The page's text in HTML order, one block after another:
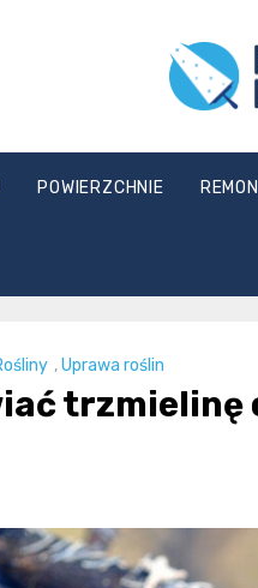
POWIERZCHNIE
,Uprawa roślin
trzmielinę